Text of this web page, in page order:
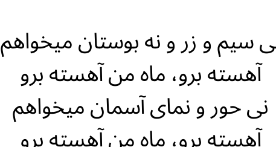
سیم و زر و نه بوستان میخواهم
آهسته برو، ماه من آهسته برو
نی حور و نمای آسمان میخواهم